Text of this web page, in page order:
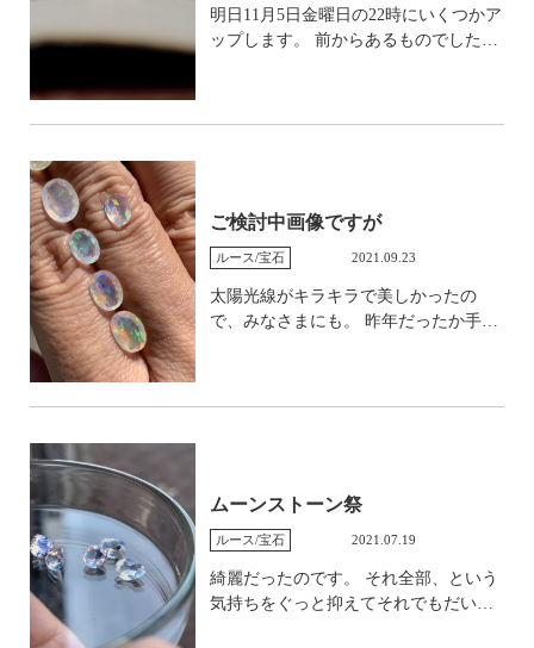
た多分インスタなどで上げるかなと思
います。
目惚れです。 選べず2つとも入れまし
た。 パライバ！ カボション！ 私の指
明日11月5日金曜日の22時にいくつかア
ップします。 前からあるものでした
3ピースですが仕入れたメキシカンオパ
宙、浪漫でございます。 あえてすごく
高さのあるものを一つ選びました。 子
のふっくら感がたまりません。 横から
ご検討中画像ですが
ルース/宝石 2021.09.23
太陽光線がキラキラで美しかったの
で、みなさまにも。 昨年だったか手に
界が良きかな。ですね。 日陰でこれで
ころ。 いつも撮影をしているところで
す。 よっこらしょと、なかなか重い腰
が上がらないのですが撮影を始めると
ムーンストーン祭
ルース/宝石 2021.07.19
綺麗だったのです。 それ全部、という
気持ちをぐっと抑えてそれでもだいぶ